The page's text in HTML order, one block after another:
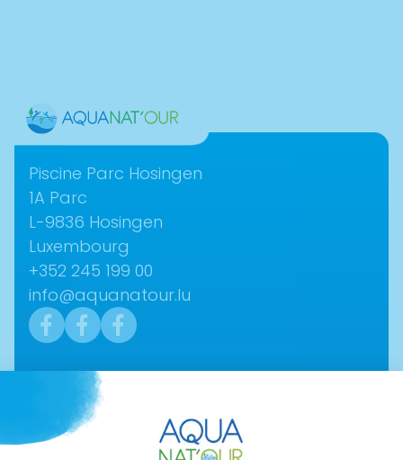
Contact
Piscine Parc Hosingen
1A Parc­
L-9836 ­Hosingen
Luxembourg
+352 245 199 00
info@aquanatour.lu
Navigation
Actualités
Qui sommes-nous?
Shop